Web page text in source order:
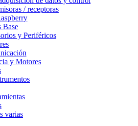
/ receptoras
Base
y Periféricos
y Motores
varias